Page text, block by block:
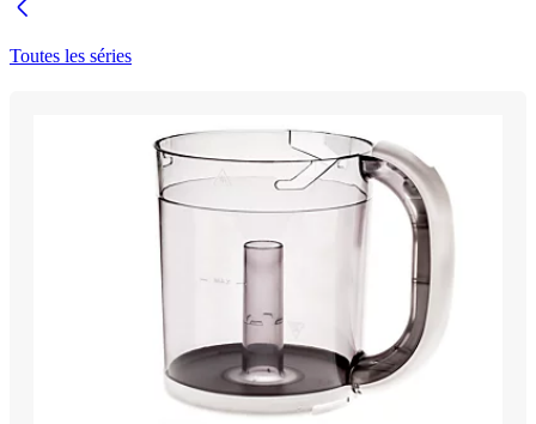
Toutes les séries